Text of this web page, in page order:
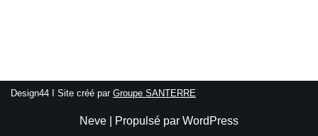
Design44 I Site créé par Groupe SANTERRE
Neve | Propulsé par WordPress